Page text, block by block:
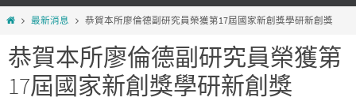
最新消息 恭賀本所廖倫德副研究員榮獲第17屆國家新創獎學研新創獎
恭賀本所廖倫德副研究員榮獲第
17屆國家新創獎學研新創獎